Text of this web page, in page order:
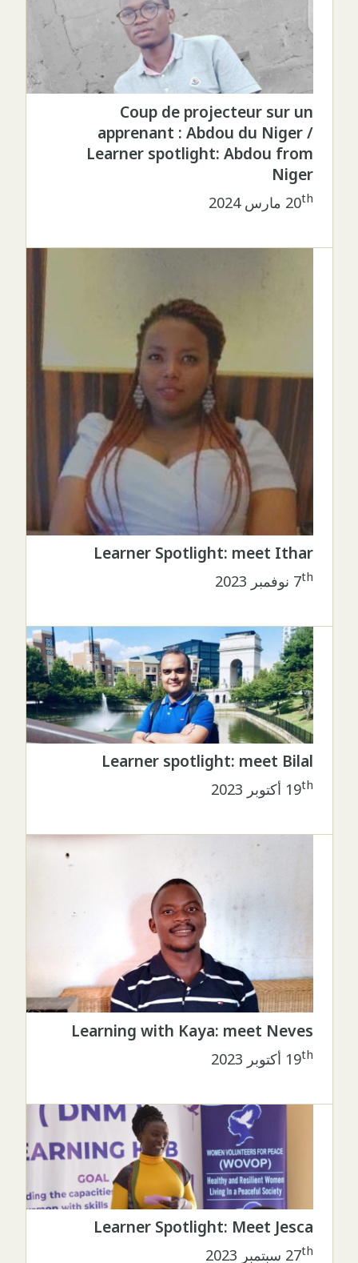
Coup de projecteur sur un
apprenant : Abdou du Niger /
Learner spotlight: Abdou from
Niger
20th مارس 2024
Learner Spotlight: meet Ithar
7th نوفمبر 2023
Learner spotlight: meet Bilal
19th أكتوبر 2023
Learning with Kaya: meet Neves
19th أكتوبر 2023
Learner Spotlight: Meet Jesca
27th سبتمبر 2023